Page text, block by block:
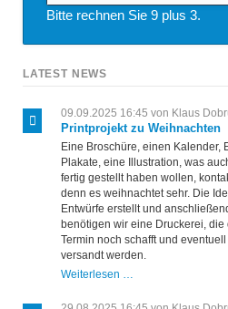
Bitte rechnen Sie 9 plus 3.
LATEST NEWS
09.09.2025 16:45 von Klaus
Printprojekt zu Weihnachten
Eine Broschüre, einen Kalender,
Plakate, eine Illustration, was
fertig gestellt haben wollen,
denn es weihnachtet sehr. Die
Entwürfe erstellt und
benötigen wir eine Druckerei,
Termin noch schafft und
versandt werden.
Weiterlesen …
Weihnachten